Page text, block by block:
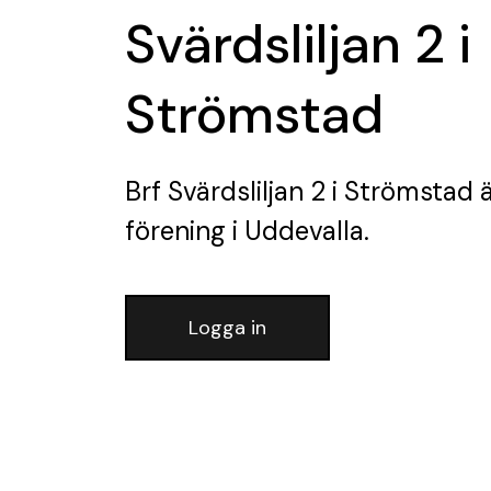
Svärdsliljan 2 i
Strömstad
Brf Svärdsliljan 2 i Strömstad
förening i Uddevalla.
Logga in